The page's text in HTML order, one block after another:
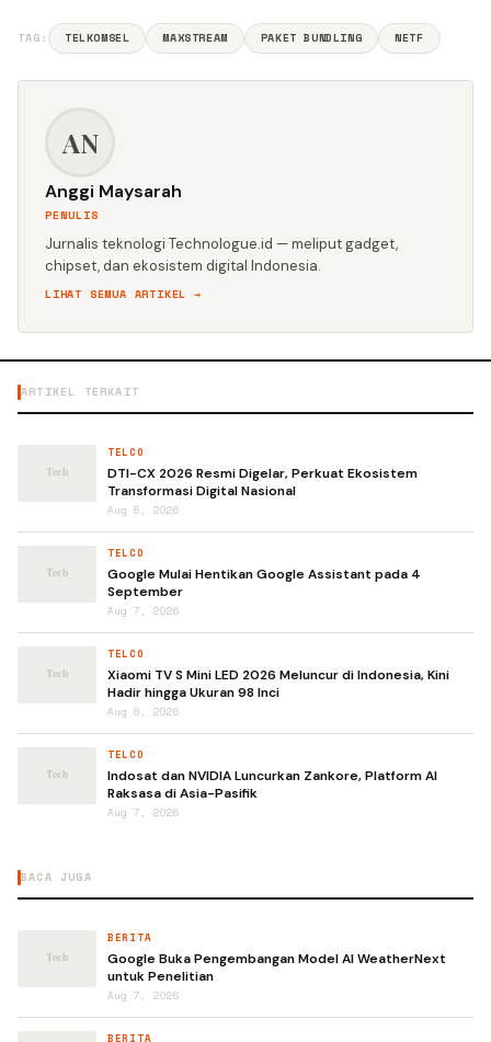
TAG: TELKOMSEL MAXSTREAM PAKET BUNDLING NETF
AN
Anggi Maysarah
PENULIS
Jurnalis teknologi Technologue.id — meliput gadget,
chipset, dan ekosistem digital Indonesia.
LIHAT SEMUA ARTIKEL →
ARTIKEL TERKAIT
TELCO
DTI-CX 2026 Resmi Digelar, Perkuat Ekosistem
Transformasi Digital Nasional
Aug 5, 2026
TELCO
Google Mulai Hentikan Google Assistant pada 4
September
Aug 7, 2026
TELCO
Xiaomi TV S Mini LED 2026 Meluncur di Indonesia, Kini
Hadir hingga Ukuran 98 Inci
Aug 6, 2026
TELCO
Indosat dan NVIDIA Luncurkan Zankore, Platform AI
Raksasa di Asia-Pasifik
Aug 7, 2026
BACA JUGA
BERITA
Google Buka Pengembangan Model AI WeatherNext
untuk Penelitian
Aug 7, 2026
BERITA